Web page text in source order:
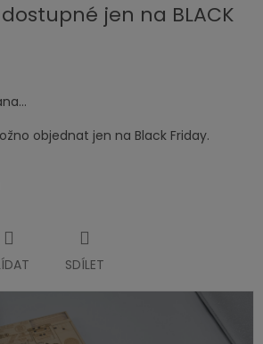
jen na BLACK
objednat jen na Black Friday.
SDÍLET